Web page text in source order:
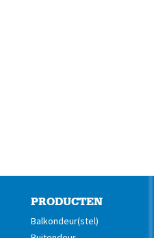
PRODUCTEN
Balkondeur(stel)